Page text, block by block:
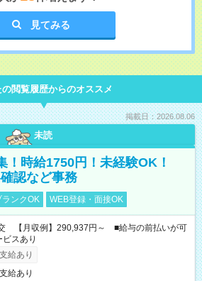
見てみる
閲覧履歴からのオススメ
掲載日：2026.08.06
未読
！時給1750円！未経験OK！
認など事務
ランクOK WEB登録・面接OK
【月収例】290,937円～ ■給与の前払いが可
スあり
給あり
給あり